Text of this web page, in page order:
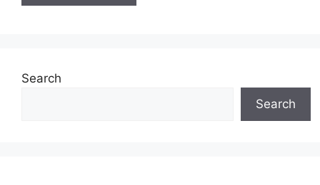
Search
Search